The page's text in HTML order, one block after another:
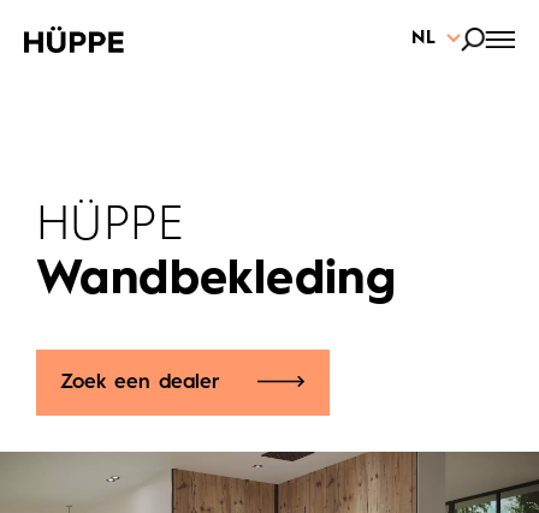
NL
HÜPPE
Wandbekleding
Zoek een dealer